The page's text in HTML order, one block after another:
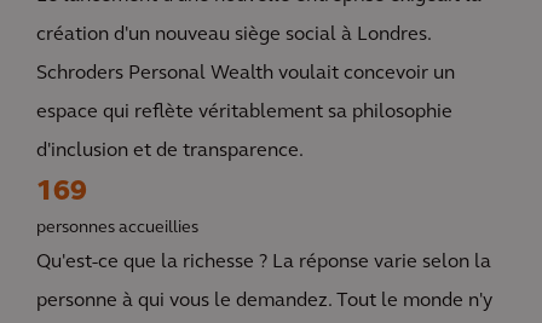
création d'un nouveau siège social à Londres.
Schroders Personal Wealth voulait concevoir un
espace qui reflète véritablement sa philosophie
d'inclusion et de transparence.
169
personnes accueillies
Qu'est-ce que la richesse ? La réponse varie selon la
personne à qui vous le demandez. Tout le monde n'y